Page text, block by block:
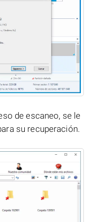
de escaneo, se le
su recuperación.